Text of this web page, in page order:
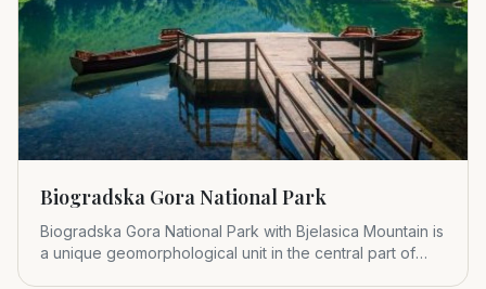
Biogradska Gora National Park
Biogradska Gora National Park with Bjelasica Mountain is
a unique geomorphological unit in the central part of